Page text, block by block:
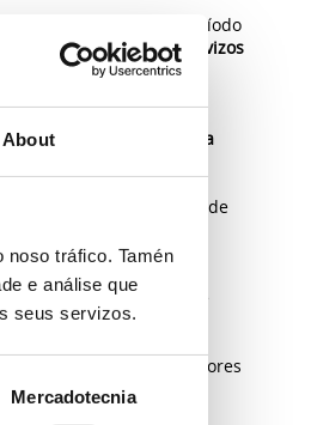
About
tráfico. Tamén
e análise que
seus servizos.
Mercadotecnia
durante o período
continuar prestando servizos
durante as vindeiras
persoas e así axudar a
quedarán exoneradas de
servizos con carácter
de alarma ata o 31 de
traballadoras e traballadores
2020, de 14 de marzo,
podemos destacar as